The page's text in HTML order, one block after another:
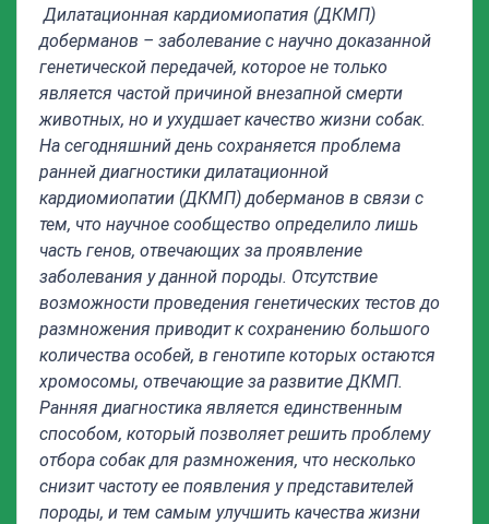
Дилатационная кардиомиопатия (ДКМП)
доберманов – заболевание с научно доказанной
генетической передачей, которое не только
является частой причиной внезапной смерти
животных, но и ухудшает качество жизни собак.
На сегодняшний день сохраняется проблема
ранней диагностики дилатационной
кардиомиопатии (ДКМП) доберманов в связи с
тем, что научное сообщество определило лишь
часть генов, отвечающих за проявление
заболевания у данной породы. Отсутствие
возможности проведения генетических тестов до
размножения приводит к сохранению большого
количества особей, в генотипе которых остаются
хромосомы, отвечающие за развитие ДКМП.
Ранняя диагностика является единственным
способом, который позволяет решить проблему
отбора собак для размножения, что несколько
снизит частоту ее появления у представителей
породы, и тем самым улучшить качества жизни